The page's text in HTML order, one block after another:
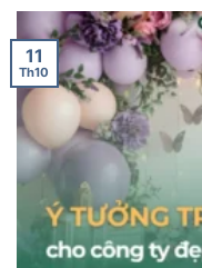
11
Th10